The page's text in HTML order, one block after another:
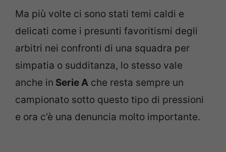
Ma più volte ci sono stati temi caldi e
delicati come i presunti favoritismi degli
arbitri nei confronti di una squadra per
simpatia o sudditanza, lo stesso vale
anche in Serie A che resta sempre un
campionato sotto questo tipo di pressioni
e ora c’è una denuncia molto importante.